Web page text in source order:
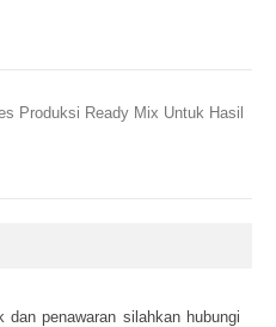
Produksi Ready Mix Untuk Hasil
реnаwаrаn sіlаhkаn hubungі